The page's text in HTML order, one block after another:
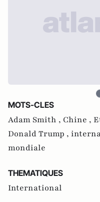
MOTS-CLES
Adam Smith , Chine ,
Donald Trump ,
mondiale
THEMATIQUES
International